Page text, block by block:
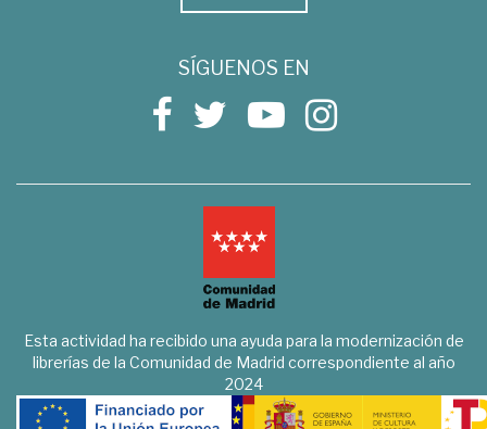
SÍGUENOS EN
Esta actividad ha recibido una ayuda para la modernización de
librerías de la Comunidad de Madrid correspondiente al año
2024